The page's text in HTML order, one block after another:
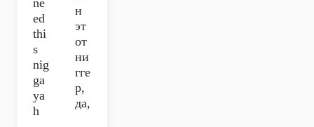
ne
ed
thi
s
nig
ga
ya
h
н
эт
от
ни
гге
р,
да,